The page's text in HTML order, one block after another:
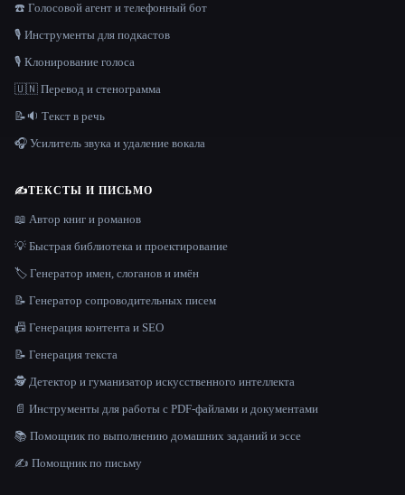
☎️ Голосовой агент и телефонный бот
🎙️ Инструменты для подкастов
🎙️ Клонирование голоса
🇺🇳 Перевод и стенограмма
📝🔉 Текст в речь
🎧 Усилитель звука и удаление вокала
✍️ТЕКСТЫ И ПИСЬМО
📖 Автор книг и романов
💡 Быстрая библиотека и проектирование
🏷️ Генератор имен, слоганов и имён
📝 Генератор сопроводительных писем
📠 Генерация контента и SEO
📝 Генерация текста
🕵️ Детектор и гуманизатор искусственного интеллекта
📄 Инструменты для работы с PDF-файлами и документами
📚 Помощник по выполнению домашних заданий и эссе
✍️ Помощник по письму